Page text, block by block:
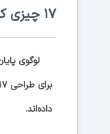
۱۷ چیزی که گوگل با لوگوی تعطیلات خود به شما معرفی می‌کند!
داده‌اند.